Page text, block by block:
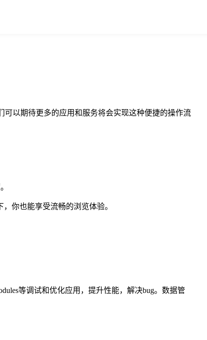
可以期待更多的应用和服务将会实现这种便捷的操作流
你也能享受流畅的浏览体验。
等调试和优化应用，提升性能，解决bug。数据管